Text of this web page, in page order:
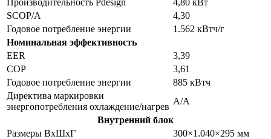
Производительность Pdesign
4,80 кВт
SCOP/A
4,30
Годовое потребление энергии
1.562 кВтч/г
Номинальная эффективность
EER
3,39
COP
3,61
Годовое потребление энергии
885 кВтч
Директива маркировки
энергопотребления охлаждение/нагрев
A/A
Внутренний блок
Размеры ВхШхГ
300×1.040×295 мм